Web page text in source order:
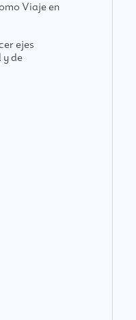
Viaje en
ejes
y de